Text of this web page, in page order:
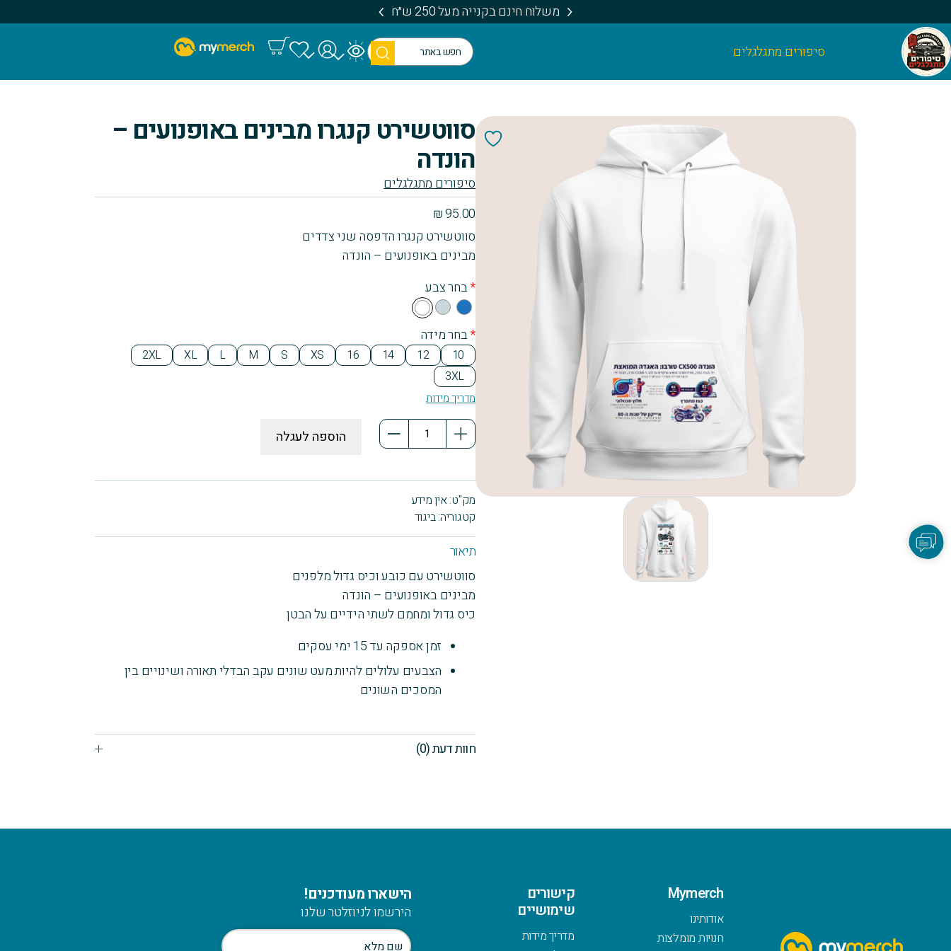
משלוח חינם בקנייה מעל 250 ש״ח
סיפורים מתגלגלים
חיפו
ש
סווטשירט קנגרו מבינים באופנועים –
הונדה
סיפורים מתגלגלים
₪95.00
סווטשירט קנגרו הדפסה שני צדדים
מבינים באופנועים – הונדה
*בחר צבע
Blu
e
Gra
Wh
*בחר מידה
10
12
14
16
XS
S
M
L
XL
2XL
3XL
מדריך מידות
כמות
של
קנגרו
מבינים
באופנועים
-
הוספה לעגלה
תיאור
סווטשירט עם כובע וכיס גדול מלפנים
מבינים באופנועים – הונדה
כיס גדול ומחמם לשתי הידיים על הבטן
זמן אספקה עד 15 ימי עסקים
הצבעים עלולים להיות מעט שונים עקב הבדלי תאורה ושינויים בין
המסכים השונים
חוות דעת (0)
מק"ט:אין מידע
קטגוריה:ביגוד
Mymerch
אודותינו
חנויות מומלצות
קישורים
שימושיים
מדריך מידות
הישארו מעודכנים!
הירשמו לניוזלטר שלנו